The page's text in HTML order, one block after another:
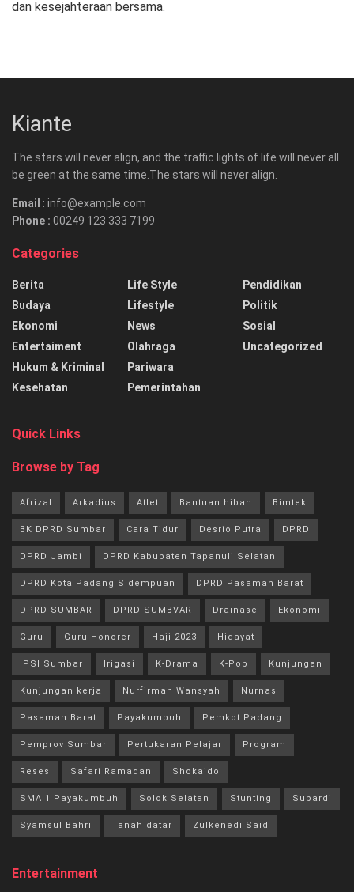
dan kesejahteraan bersama.
Kiante
The stars will never align, and the traffic lights of life will never all
be green at the same time.The stars will never align.
Email : info@example.com
Phone : 00249 123 333 7199
Categories
Berita
Budaya
Ekonomi
Entertaiment
Hukum & Kriminal
Kesehatan
Life Style
Lifestyle
News
Olahraga
Pariwara
Pemerintahan
Pendidikan
Politik
Sosial
Uncategorized
Quick Links
Browse by Tag
Afrizal Arkadius Atlet Bantuan hibah Bimtek
BK DPRD Sumbar Cara Tidur Desrio Putra DPRD
DPRD Jambi DPRD Kabupaten Tapanuli Selatan
DPRD Kota Padang Sidempuan DPRD Pasaman Barat
DPRD SUMBAR DPRD SUMBVAR Drainase Ekonomi
Guru Guru Honorer Haji 2023 Hidayat
IPSI Sumbar Irigasi K-Drama K-Pop Kunjungan
Kunjungan kerja Nurfirman Wansyah Nurnas
Pasaman Barat Payakumbuh Pemkot Padang
Pemprov Sumbar Pertukaran Pelajar Program
Reses Safari Ramadan Shokaido
SMA 1 Payakumbuh Solok Selatan Stunting Supardi
Syamsul Bahri Tanah datar Zulkenedi Said
Entertainment